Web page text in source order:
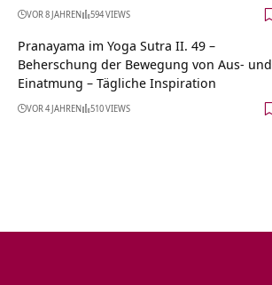
VOR 8 JAHREN 594 VIEWS
Pranayama im Yoga Sutra II. 49 –
Beherschung der Bewegung von Aus- und
Einatmung – Tägliche Inspiration
VOR 4 JAHREN 510 VIEWS